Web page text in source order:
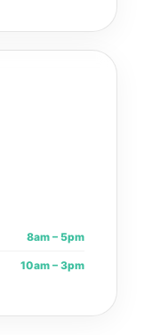
8am – 5pm
10am – 3pm